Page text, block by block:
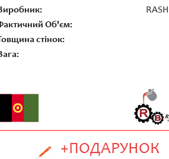
Об'єм:
стінок:
+ПОДАРУНОК